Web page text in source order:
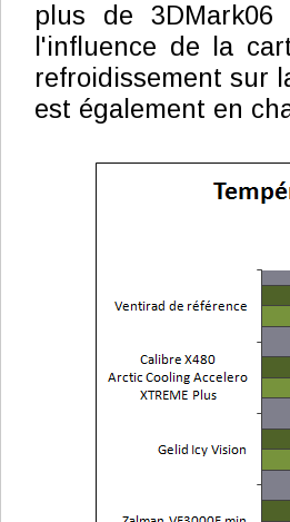
plus de
l'influence de la
refroidissement sur
est également en